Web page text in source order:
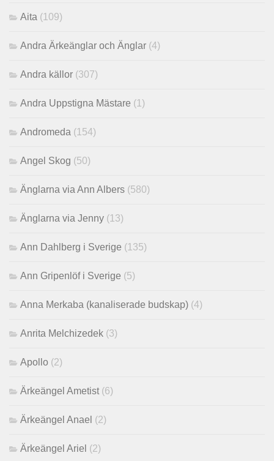
Aita (109)
Andra Ärkeänglar och Änglar (4)
Andra källor (307)
Andra Uppstigna Mästare (1)
Andromeda (154)
Angel Skog (50)
Änglarna via Ann Albers (580)
Änglarna via Jenny (13)
Ann Dahlberg i Sverige (135)
Ann Gripenlöf i Sverige (5)
Anna Merkaba (kanaliserade budskap) (4)
Anrita Melchizedek (3)
Apollo (2)
Ärkeängel Ametist (6)
Ärkeängel Anael (2)
Ärkeängel Ariel (2)